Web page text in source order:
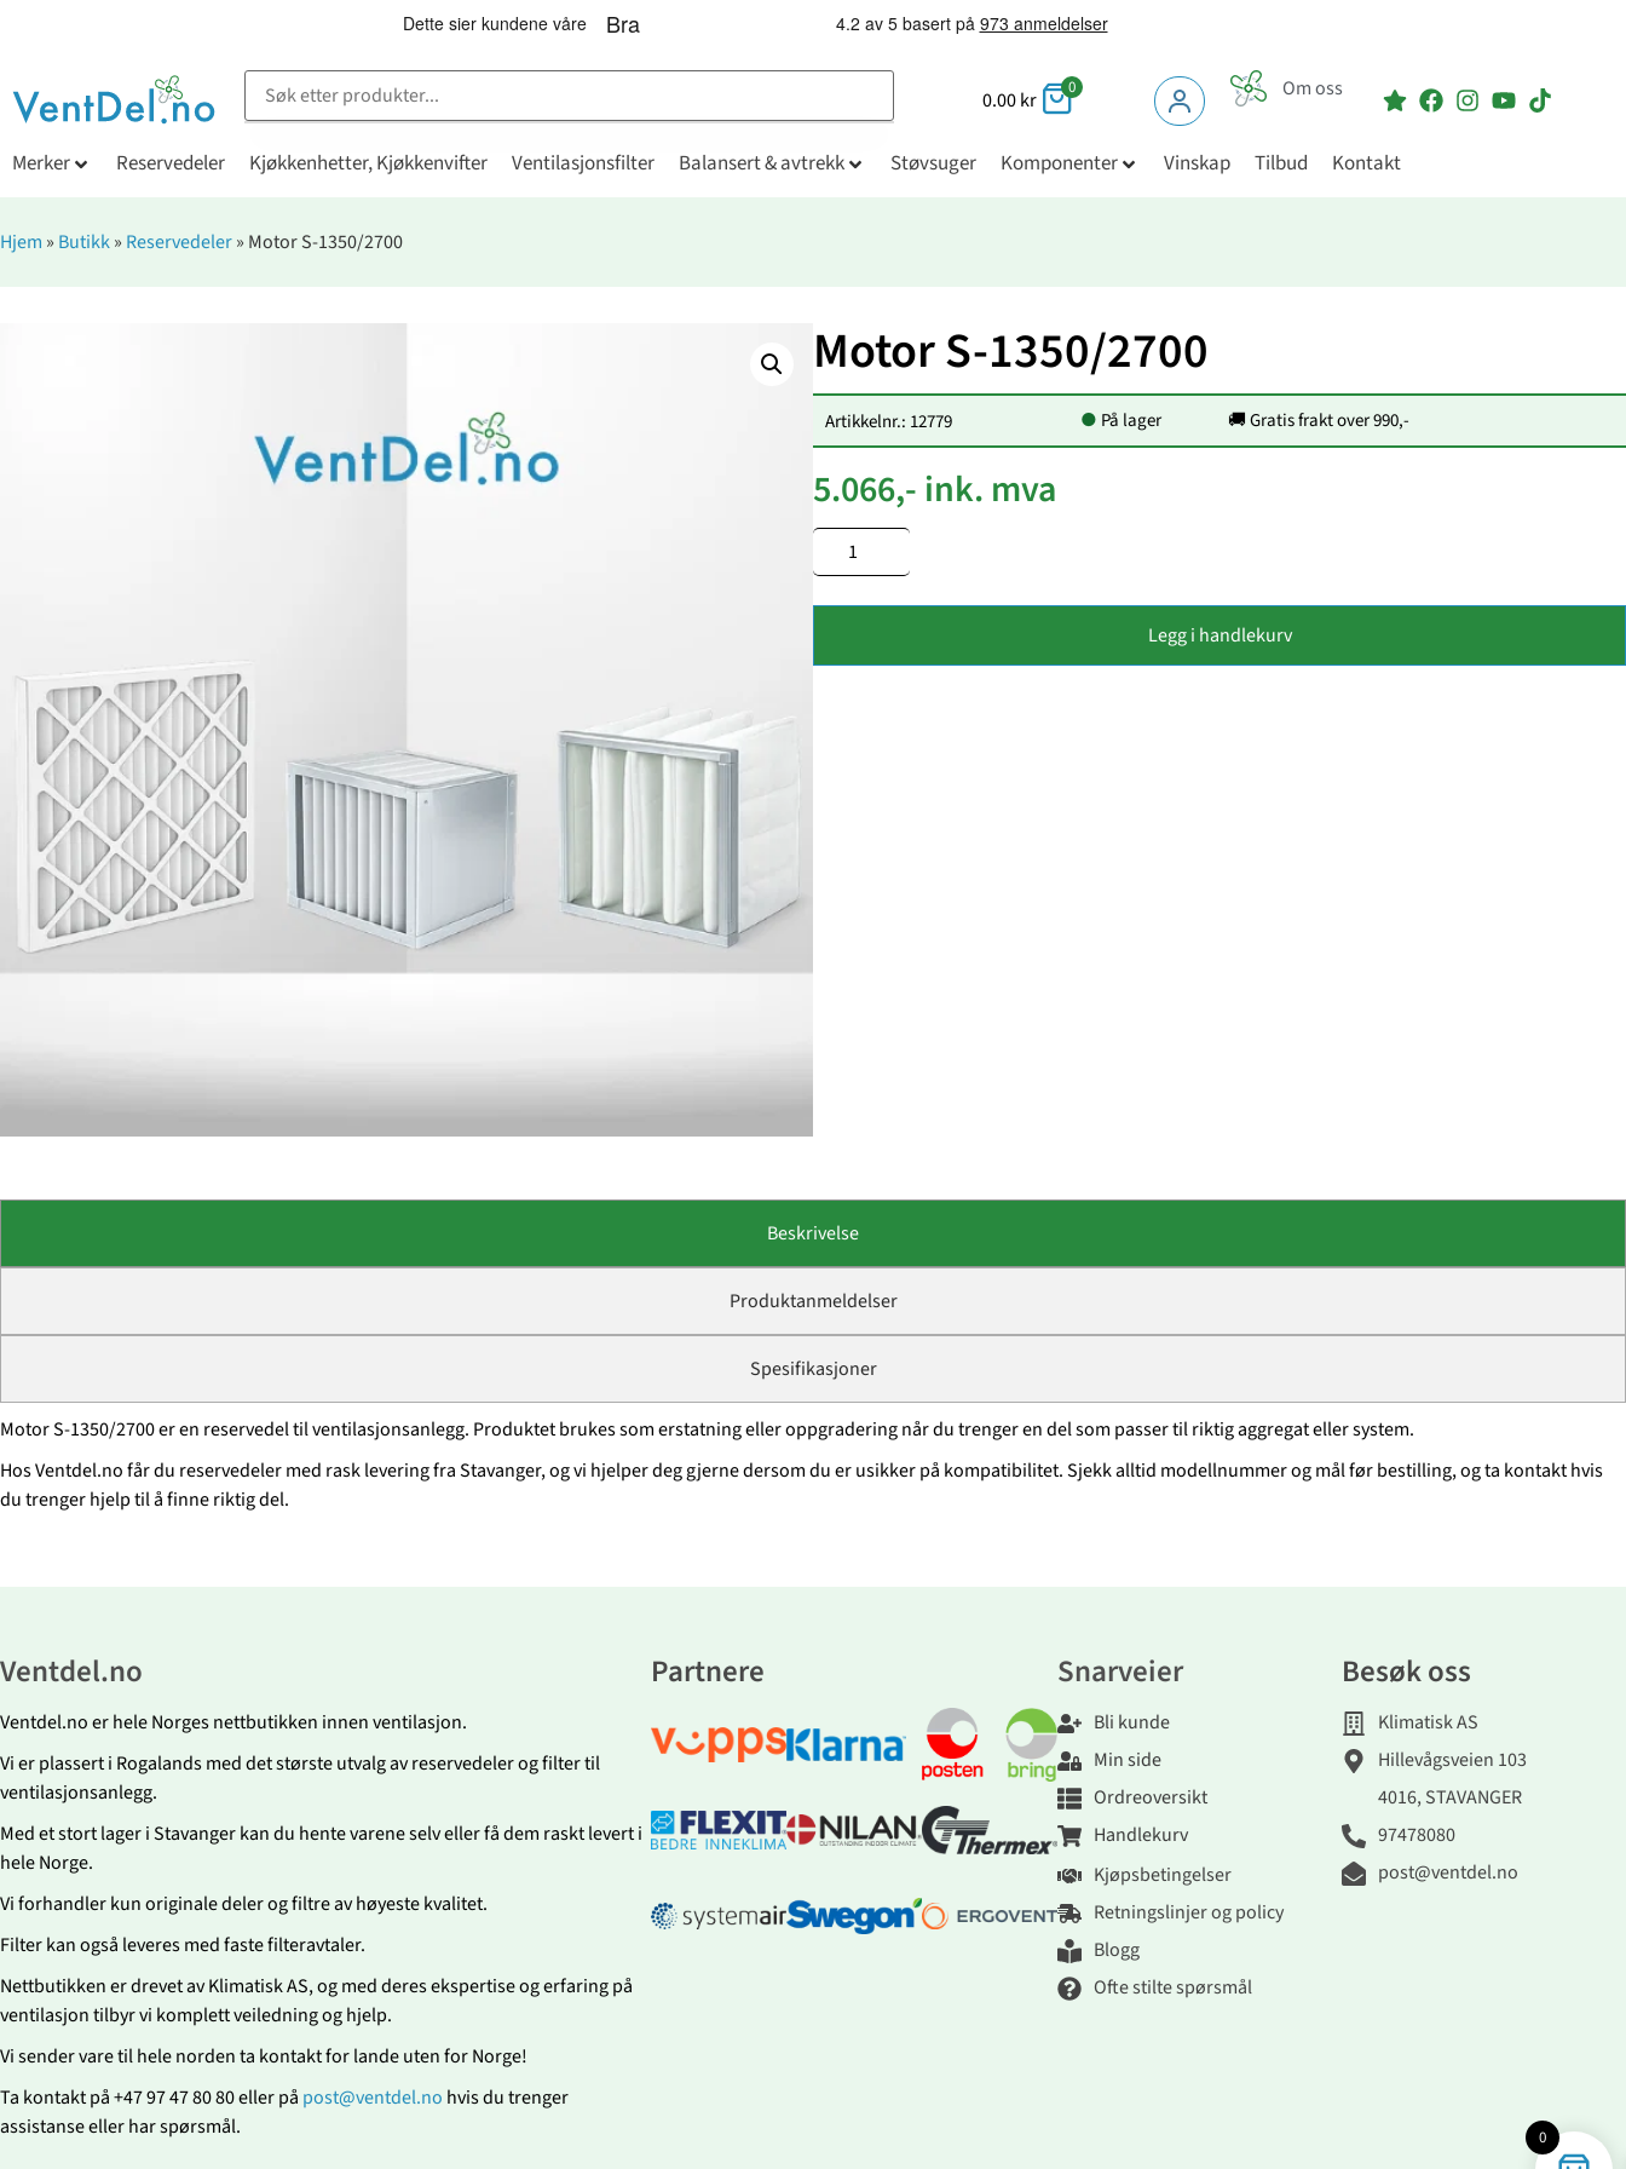
0.00kr
0 Om oss
Merker Reservedeler Kjøkkenhetter, Kjøkkenvifter Ventilasjonsfilter Balansert & avtrekk Støvsuger Komponenter Vinskap Tilbud Kontakt
Hjem » Butikk» Reservedeler» Motor S-1350/2700
Motor S-1350/2700
Artikkelnr.: 12779 ● På lager 🚚 Gratis frakt over 990,-
5.066,- ink. mva
Legg i handlekurv
Beskrivelse
Produktanmeldelser
Spesifikasjoner
Motor S-1350/2700 er en reservedel til ventilasjonsanlegg. Produktet brukes som erstatning eller oppgradering når du trenger en del som passer til riktig aggregat eller system.
Hos Ventdel.no får du reservedeler med rask levering fra Stavanger, og vi hjelper deg gjerne dersom du er usikker på kompatibilitet. Sjekk alltid modellnummer og mål før bestilling, og ta kontakt hvis
du trenger hjelp til å finne riktig del.
Ventdel.no
Ventdel.no er hele Norges nettbutikken innen ventilasjon.
Vi er plassert i Rogalands med det største utvalg av reservedeler og filter til
ventilasjonsanlegg.
Med et stort lager i Stavanger kan du hente varene selv eller få dem raskt levert i
hele Norge.
Vi forhandler kun originale deler og filtre av høyeste kvalitet.
Filter kan også leveres med faste filteravtaler.
Nettbutikken er drevet av Klimatisk AS, og med deres ekspertise og erfaring på
ventilasjon tilbyr vi komplett veiledning og hjelp.
Vi sender vare til hele norden ta kontakt for lande uten for Norge!
Ta kontakt på +47 97 47 80 80 eller på post@ventdel.no hvis du trenger
assistanse eller har spørsmål.
Partnere Snarveier
Bli kunde
Min side
Ordreoversikt
Handlekurv
Kjøpsbetingelser
Retningslinjer og policy
Blogg
Ofte stilte spørsmål
Besøk oss
Klimatisk AS
Hillevågsveien 103
4016, STAVANGER
97478080
post@ventdel.no
0